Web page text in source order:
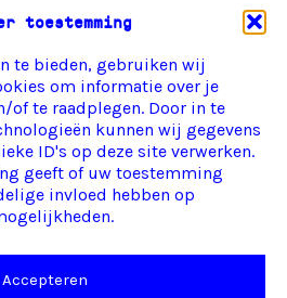
toestemming
te bieden, gebruiken wij
om informatie over je
of te raadplegen. Door in te
kunnen wij gegevens
ID's op deze site verwerken.
geeft of uw toestemming
invloed hebben op
Accepteren